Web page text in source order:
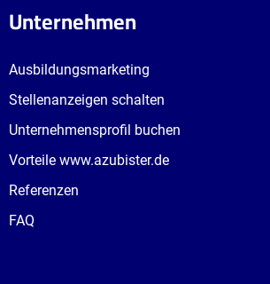
Unternehmen
Ausbildungsmarketing
Stellenanzeigen schalten
Unternehmensprofil buchen
Vorteile www.azubister.de
Referenzen
FAQ